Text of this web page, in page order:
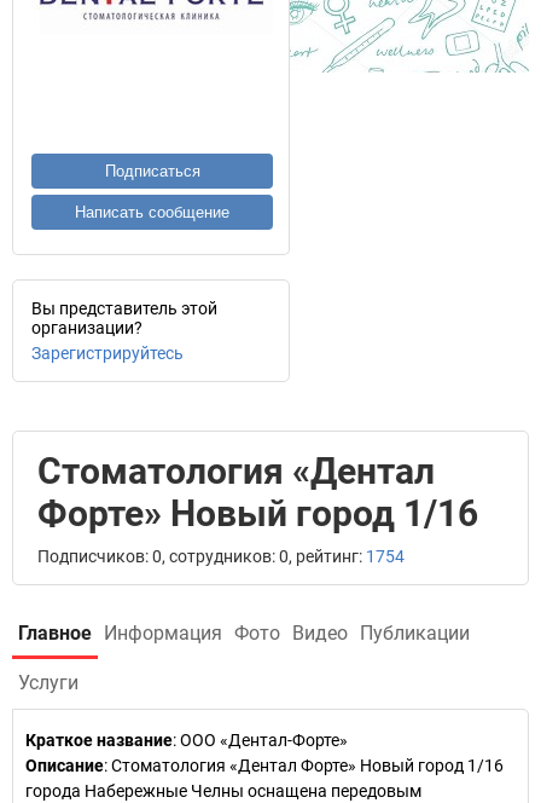
Подписаться
Написать сообщение
Вы представитель этой
организации?
Зарегистрируйтесь
Стоматология «Дентал
Форте» Новый город 1/16
Подписчиков: 0, сотрудников: 0, рейтинг: 1754
Главное Информация Фото Видео Публикации
Услуги
Краткое название:ООО «Дентал-Форте»
Описание: Стоматология «Дентал Форте» Новый город 1/16
города Набережные Челны оснащена передовым